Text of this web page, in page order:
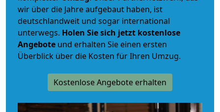
wir über die Jahre aufgebaut haben, ist
deutschlandweit und sogar international
unterwegs. Holen Sie sich jetzt kostenlose
Angebote und erhalten Sie einen ersten
Überblick über die Kosten für Ihren Umzug.
Kostenlose Angebote erhalten